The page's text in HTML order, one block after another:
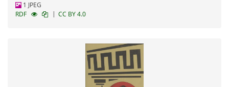
1 JPEG
RDF
| CC BY 4.0